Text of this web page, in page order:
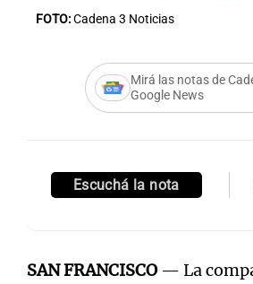
FOTO:Cadena 3 Noticias
Mirá las notas de
Google News
Escuchá la nota
SAN FRANCISCO— La